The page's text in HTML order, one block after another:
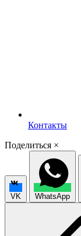
Контакты
Поделиться ×
VK WhatsApp